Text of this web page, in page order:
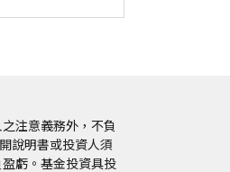
注意義務外，不負
說明書或投資人須
虧。基金投資具投